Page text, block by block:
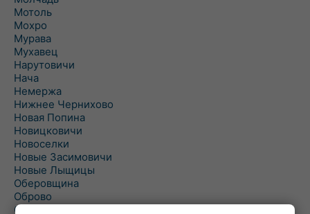
Мотоль
Мохро
Мурава
Мухавец
Нарутовичи
Нача
Немержа
Нижнее Чернихово
Новая Попина
Новицковичи
Новоселки
Новые Засимовичи
Новые Лыщицы
Оберовщина
Оброво
Огаревичи